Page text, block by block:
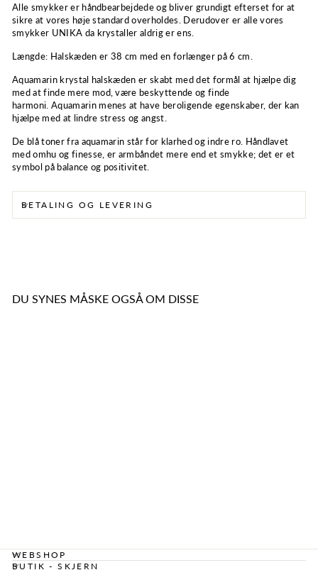
Alle smykker er håndbearbejdede og bliver grundigt efterset for at
sikre at vores høje standard overholdes. Derudover er alle vores
smykker UNIKA da krystaller aldrig er ens.
Længde: Halskæden er 38 cm med en forlænger på 6 cm.
Aquamarin krystal halskæden er skabt med det formål at hjælpe dig
med at finde mere mod, være beskyttende og finde
harmoni. Aquamarin menes at have beroligende egenskaber, der kan
hjælpe med at lindre stress og angst.
De blå toner fra aquamarin står for klarhed og indre ro. Håndlavet
med omhu og finesse, er armbåndet mere end et smykke; det er et
symbol på balance og positivitet.
BETALING OG LEVERING
DU SYNES MÅSKE OGSÅ OM DISSE
WEBSHOP
BUTIK - SKJERN